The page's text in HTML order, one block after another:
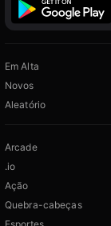
Em Alta
Novos
Aleatório
Arcade
.io
Ação
Quebra-cabeças